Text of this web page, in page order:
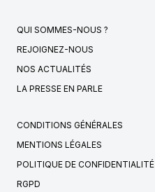
QUI SOMMES-NOUS ?
REJOIGNEZ-NOUS
NOS ACTUALITÉS
LA PRESSE EN PARLE
CONDITIONS GÉNÉRALES
MENTIONS LÉGALES
POLITIQUE DE CONFIDENTIALITÉ
RGPD